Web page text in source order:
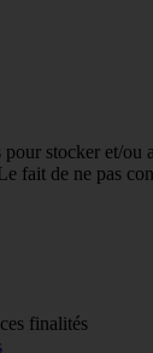
stocker et/
de ne pas
finalités